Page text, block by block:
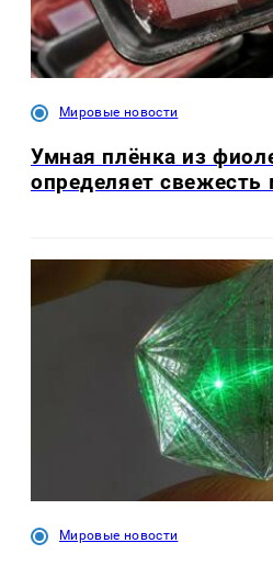
Мировые новости
Умная плёнка из
определяет свежесть
Мировые новости